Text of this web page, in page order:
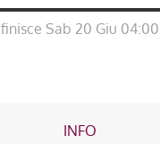
finisce Sab 20 Giu 04:00
INFO